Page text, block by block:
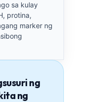
sa kulay
protina,
marker ng
ng
ng